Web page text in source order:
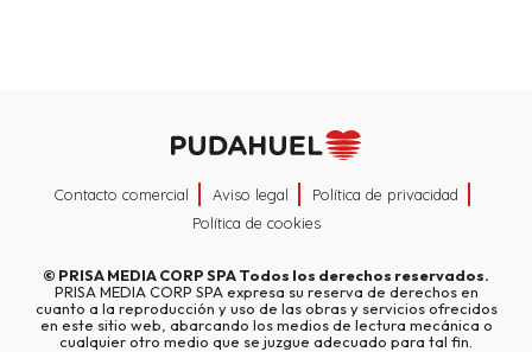
Contacto comercial Aviso legal
Política de privacidad
Política de cookies
© PRISA MEDIA CORP SPATodos los derechos reservados.
PRISA MEDIA CORP SPA expresa su reserva de derechos en
cuanto a la reproducción y uso de las obras y servicios ofrecidos
en este sitio web, abarcando los medios de lectura mecánica o
cualquier otro medio que se juzgue adecuado para tal fin.